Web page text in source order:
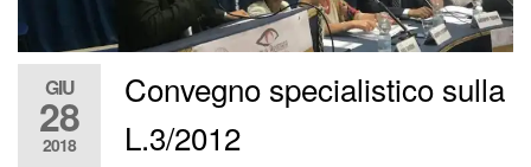
GIU
28
2018
Convegno specialistico sulla
L.3/2012